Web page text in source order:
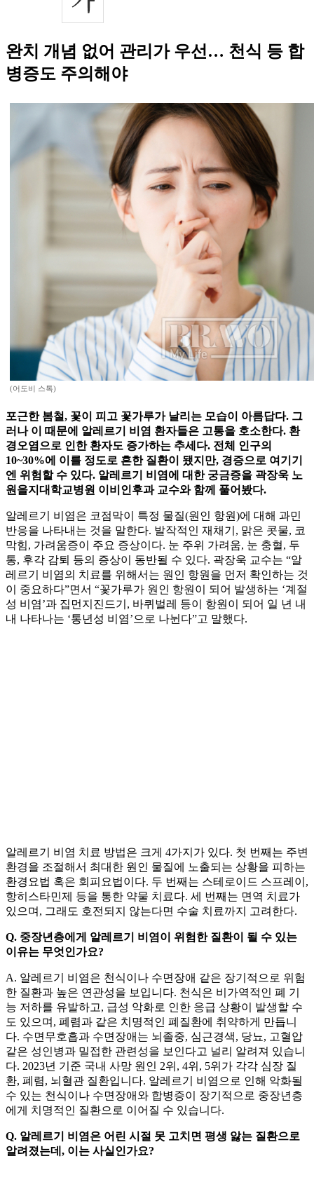
완치 개념 없어 관리가 우선… 천식 등 합
병증도 주의해야
(어도비 스톡)
포근한 봄철, 꽃이 피고 꽃가루가 날리는 모습이 아름답다. 그
러나 이 때문에 알레르기 비염 환자들은 고통을 호소한다. 환
경오염으로 인한 환자도 증가하는 추세다. 전체 인구의
10~30%에 이를 정도로 흔한 질환이 됐지만, 경증으로 여기기
엔 위험할 수 있다. 알레르기 비염에 대한 궁금증을 곽장욱 노
원을지대학교병원 이비인후과 교수와 함께 풀어봤다.
알레르기 비염은 코점막이 특정 물질(원인 항원)에 대해 과민
반응을 나타내는 것을 말한다. 발작적인 재채기, 맑은 콧물, 코
막힘, 가려움증이 주요 증상이다. 눈 주위 가려움, 눈 충혈, 두
통, 후각 감퇴 등의 증상이 동반될 수 있다. 곽장욱 교수는 “알
레르기 비염의 치료를 위해서는 원인 항원을 먼저 확인하는 것
이 중요하다”면서 “꽃가루가 원인 항원이 되어 발생하는 ‘계절
성 비염’과 집먼지진드기, 바퀴벌레 등이 항원이 되어 일 년 내
내 나타나는 ‘통년성 비염’으로 나뉜다”고 말했다.
알레르기 비염 치료 방법은 크게 4가지가 있다. 첫 번째는 주변
환경을 조절해서 최대한 원인 물질에 노출되는 상황을 피하는
환경요법 혹은 회피요법이다. 두 번째는 스테로이드 스프레이,
항히스타민제 등을 통한 약물 치료다. 세 번째는 면역 치료가
있으며, 그래도 호전되지 않는다면 수술 치료까지 고려한다.
Q. 중장년층에게 알레르기 비염이 위험한 질환이 될 수 있는
이유는 무엇인가요?
A. 알레르기 비염은 천식이나 수면장애 같은 장기적으로 위험
한 질환과 높은 연관성을 보입니다. 천식은 비가역적인 폐 기
능 저하를 유발하고, 급성 악화로 인한 응급 상황이 발생할 수
도 있으며, 폐렴과 같은 치명적인 폐질환에 취약하게 만듭니
다. 수면무호흡과 수면장애는 뇌졸중, 심근경색, 당뇨, 고혈압
같은 성인병과 밀접한 관련성을 보인다고 널리 알려져 있습니
다. 2023년 기준 국내 사망 원인 2위, 4위, 5위가 각각 심장 질
환, 폐렴, 뇌혈관 질환입니다. 알레르기 비염으로 인해 악화될
수 있는 천식이나 수면장애와 합병증이 장기적으로 중장년층
에게 치명적인 질환으로 이어질 수 있습니다.
Q. 알레르기 비염은 어린 시절 못 고치면 평생 앓는 질환으로
알려졌는데, 이는 사실인가요?